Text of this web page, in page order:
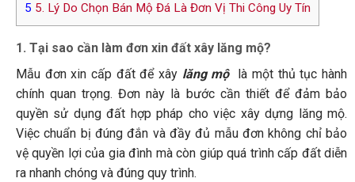
5 5. Lý Do Chọn Bán Mộ Đá Là Đơn Vị Thi Công Uy Tín
1. Tại sao cần làm đơn xin đất xây lăng mộ?
Mẫu đơn xin cấp đất để xây lăng mộlà một thủ tục hành
chính quan trọng. Đơn này là bước cần thiết để đảm bảo
quyền sử dụng đất hợp pháp cho việc xây dựng lăng mộ.
Việc chuẩn bị đúng đắn và đầy đủ mẫu đơn không chỉ bảo
vệ quyền lợi của gia đình mà còn giúp quá trình cấp đất diễn
ra nhanh chóng và đúng quy trình.